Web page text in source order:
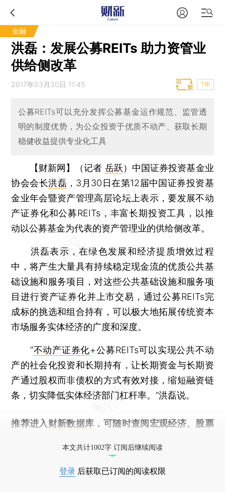
金融
洪磊：发展公募REITs 助力资管业
供给侧改革
2017年03月30日 11:45 T中
公募REITs可以充分发挥公募基金运作规范、监管透
明的制度优势，为公众投资于优质不动产、获取长期
稳健收益提供专业化工具
【财新网】（记者 岳跃） 中国证券投资基金业
协会会长洪磊 ，3月30日在第12届中国证券投资基
金业年会暨资产管理高层论坛上表示，要发展不动
产证券化和公募REITs，丰富长期投资工具，以推
动以公募基金为代表的资产管理业的供给侧改革。
洪磊表示，在绿色发展和经济提质增效过程
中，将产生大量具有持续稳定现金流的优质公共基
础设施和服务项目，对这些公共基础设施和服务项
目进行资产证券化并上市交易，通过公募REITs完
成标的挑选和组合持有，可以极大地拓展传统资本
市场服务实体经济的广度和深度。
“不动产证券化+公募REITs可以实现公共不动
产的社会化投资和长期持有，让长期资金与长期资
产通过股权而非债权的方式有效对接，缩短融资链
条，切实降低实体经济部门杠杆率。”洪磊说。
推荐进入 财新数据库 ，可随时查阅宏观经济、股票
本文共计1002字 订阅后继续阅读
登录 后获取已订阅的阅读权限